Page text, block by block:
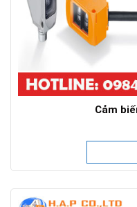
Cảm